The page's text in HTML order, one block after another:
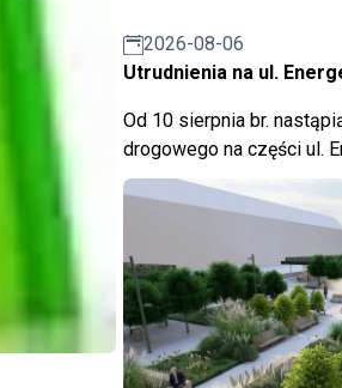
2026-08-06
Utrudnienia na ul.
Od 10 sierpnia br.
drogowego na części ul.